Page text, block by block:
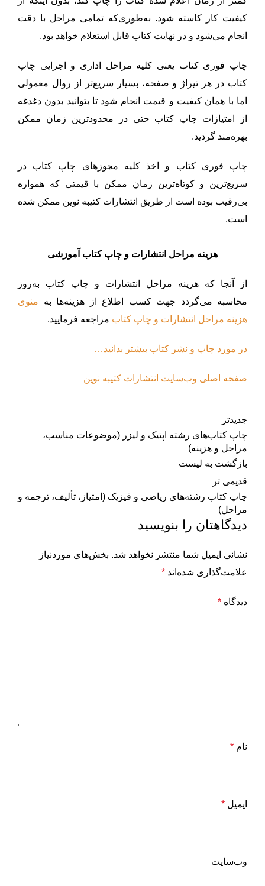
کیفیت کار کاسته شود. به‌طوری‌که تمامی مراحل با دقت
انجام می‌شود و در نهایت کتاب قابل استعلام خواهد بود.
چاپ فوری کتاب یعنی کلیه مراحل اداری و اجرایی چاپ
کتاب در هر تیراژ و صفحه، بسیار سریع‌تر از روال معمولی
اما با همان کیفیت و قیمت انجام شود تا بتوانید بدون دغدغه
از امتیازات چاپ کتاب حتی در محدودترین زمان ممکن
بهره‌مند گردید.
چاپ فوری کتاب و اخذ کلیه مجوزهای چاپ کتاب در
سریع‌ترین و کوتاه‌ترین زمان ممکن با قیمتی که همواره
بی‌رقیب بوده است از طریق انتشارات کتیبه نوین ممکن شده
است.
هزینه مراحل انتشارات و چاپکتاب آموزشی
از آنجا که هزینه‌ مراحل انتشارات و چاپ کتاب به‌روز
محاسبه می‌گردد جهت کسب اطلاع از هزینه‌ها به منوی
هزینه‌ مراحل انتشارات و چاپ کتاب مراجعه فرمایید.
در مورد چاپ و نشر کتاب بیشتر بدانید…
صفحه اصلی وب‌سایت انتشارات کتیبه نوین
جدیدتر
چاپ کتاب‌های رشته اپتیک و لیزر (موضوعات مناسب،
مراحل و هزینه)
بازگشت به لیست
قدیمی تر
چاپ کتاب‌ رشته‌های ریاضی و فیزیک (امتیاز، تألیف، ترجمه و
مراحل)
دیدگاهتان را بنویسید
نشانی ایمیل شما منتشر نخواهد شد. بخش‌های موردنیاز
علامت‌گذاری شده‌اند *
دیدگاه *
نام *
ایمیل *
وب‌سایت